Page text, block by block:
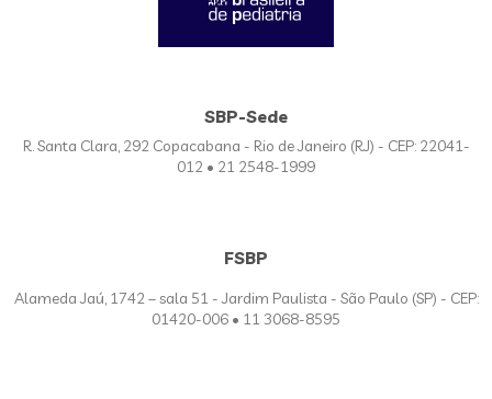
SBP-Sede
R. Santa Clara, 292 Copacabana - Rio de Janeiro (RJ) - CEP: 22041-
012 • 21 2548-1999
FSBP
Alameda Jaú, 1742 – sala 51 - Jardim Paulista - São Paulo (SP) - CEP:
01420-006 • 11 3068-8595